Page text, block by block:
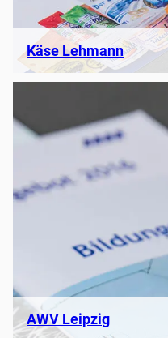
Käse Lehmann
AWV Leipzig